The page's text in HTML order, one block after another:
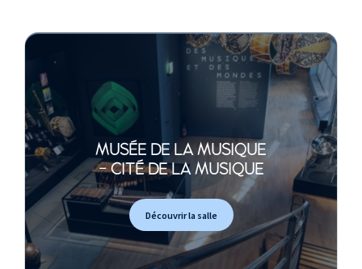
MUSÉE DE LA MUSIQUE
- CITÉ DE LA MUSIQUE
Découvrir la salle